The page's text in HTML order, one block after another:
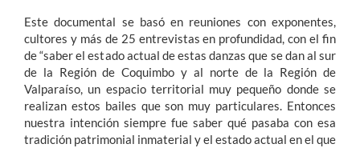
Este documental se basó en reuniones con exponentes,
cultores y más de 25 entrevistas en profundidad, con el fin
de “saber el estado actual de estas danzas que se dan al sur
de la Región de Coquimbo y al norte de la Región de
Valparaíso, un espacio territorial muy pequeño donde se
realizan estos bailes que son muy particulares. Entonces
nuestra intención siempre fue saber qué pasaba con esa
tradición patrimonial inmaterial y el estado actual en el que